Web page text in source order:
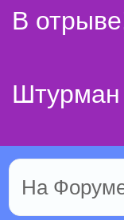
В
Штурман
На